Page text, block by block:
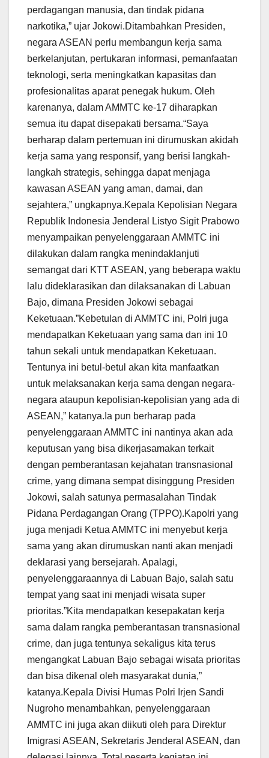
perdagangan manusia, dan tindak pidana
narkotika,” ujar Jokowi.Ditambahkan Presiden,
negara ASEAN perlu membangun kerja sama
berkelanjutan, pertukaran informasi, pemanfaatan
teknologi, serta meningkatkan kapasitas dan
profesionalitas aparat penegak hukum. Oleh
karenanya, dalam AMMTC ke-17 diharapkan
semua itu dapat disepakati bersama.“Saya
berharap dalam pertemuan ini dirumuskan akidah
kerja sama yang responsif, yang berisi langkah-
langkah strategis, sehingga dapat menjaga
kawasan ASEAN yang aman, damai, dan
sejahtera,” ungkapnya.Kepala Kepolisian Negara
Republik Indonesia Jenderal Listyo Sigit Prabowo
menyampaikan penyelenggaraan AMMTC ini
dilakukan dalam rangka menindaklanjuti
semangat dari KTT ASEAN, yang beberapa waktu
lalu dideklarasikan dan dilaksanakan di Labuan
Bajo, dimana Presiden Jokowi sebagai
Keketuaan.”Kebetulan di AMMTC ini, Polri juga
mendapatkan Keketuaan yang sama dan ini 10
tahun sekali untuk mendapatkan Keketuaan.
Tentunya ini betul-betul akan kita manfaatkan
untuk melaksanakan kerja sama dengan negara-
negara ataupun kepolisian-kepolisian yang ada di
ASEAN,” katanya.Ia pun berharap pada
penyelenggaraan AMMTC ini nantinya akan ada
keputusan yang bisa dikerjasamakan terkait
dengan pemberantasan kejahatan transnasional
crime, yang dimana sempat disinggung Presiden
Jokowi, salah satunya permasalahan Tindak
Pidana Perdagangan Orang (TPPO).Kapolri yang
juga menjadi Ketua AMMTC ini menyebut kerja
sama yang akan dirumuskan nanti akan menjadi
deklarasi yang bersejarah. Apalagi,
penyelenggaraannya di Labuan Bajo, salah satu
tempat yang saat ini menjadi wisata super
prioritas.”Kita mendapatkan kesepakatan kerja
sama dalam rangka pemberantasan transnasional
crime, dan juga tentunya sekaligus kita terus
mengangkat Labuan Bajo sebagai wisata prioritas
dan bisa dikenal oleh masyarakat dunia,”
katanya.Kepala Divisi Humas Polri Irjen Sandi
Nugroho menambahkan, penyelenggaraan
AMMTC ini juga akan diikuti oleh para Direktur
Imigrasi ASEAN, Sekretaris Jenderal ASEAN, dan